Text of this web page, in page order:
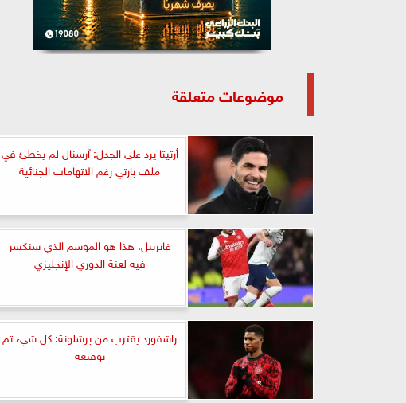
موضوعات متعلقة
أرتيتا يرد على الجدل: آرسنال لم يخطئ في
ملف بارتي رغم الاتهامات الجنائية
غابرييل: هذا هو الموسم الذي سنكسر
فيه لعنة الدوري الإنجليزي
راشفورد يقترب من برشلونة: كل شيء تم
توقيعه